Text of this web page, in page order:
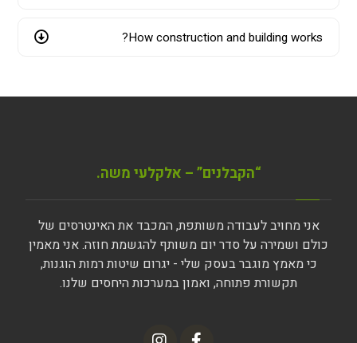
How construction and building works?
“הקבלנים” – אלקלעי משה.
אני מחויב לעבודה משותפת, המכבד את האינטרסים של
כולם ושמירה על סדר יום משותף להגשמת חוזה. אני מאמין
כי מאמץ מוגבר בעסק שלי - יגרום שיטות רמות הוגנות,
תקשורת פתוחה, ואמון במערכות היחסים שלנו.